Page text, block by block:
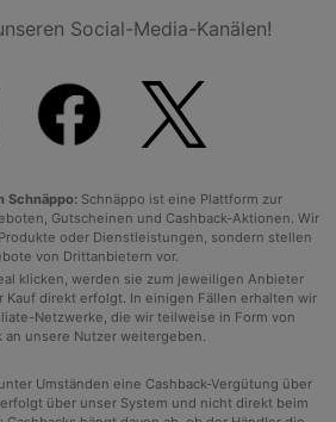
Social-Media-Kanälen!
Schnäppo: Schnäppo ist eine Plattform zur
Gutscheinen und Cashback-Aktionen. Wir
oder Dienstleistungen, sondern stellen
von Drittanbietern vor.
klicken, werden sie zum jeweiligen Anbieter
direkt erfolgt. In einigen Fällen erhalten wir
Netzwerke, die wir teilweise in Form von
an unsere Nutzer weitergeben.
Umständen eine Cashback-Vergütung über
über unser System und nicht direkt beim